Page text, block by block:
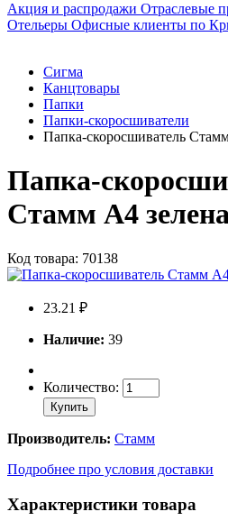
Акция и распродажи Отраслевые
Отельеры Офисные клиенты по
Сигма
Канцтовары
Папки
Папки-скоросшиватели
Папка-скоросшиватель
Папка-
Стамм A4
Код товара: 70138
23.21 ₽
Наличие: 39
Количество:
Купить
Производитель: Стамм
Подробнее про условия доставки
Характеристики товара